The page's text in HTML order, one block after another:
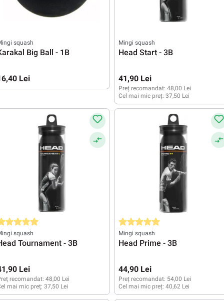
squash
Big Ball - 1B
Lei
Mingi squash
Head Start - 3B
41,90 Lei
Preț recomandat: 48,00 Lei
Cel mai mic preț: 37,50 Lei
medie de 5 din 5 stele
squash
Tournament - 3B
Lei
recomandat: 48,00 Lei
mai mic preț: 37,50 Lei
Evaluarea medie de 5 din 5 stele
Mingi squash
Head Prime - 3B
44,90 Lei
Preț recomandat: 54,00 Lei
Cel mai mic preț: 40,62 Lei